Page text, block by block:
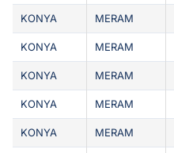
KONYA MERAM
KONYA MERAM
KONYA MERAM
KONYA MERAM
KONYA MERAM